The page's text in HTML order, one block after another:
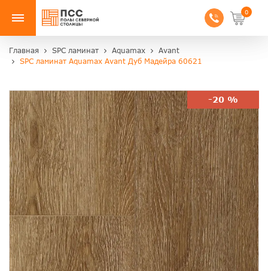
0
Главная SPC ламинат Aquamax
Avant
SPC ламинат Aquamax Avant Дуб Мадейра 60621
-20 %